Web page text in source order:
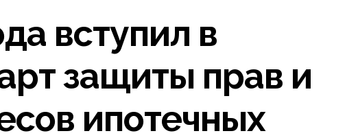
вступил в
защиты прав и
ипотечных